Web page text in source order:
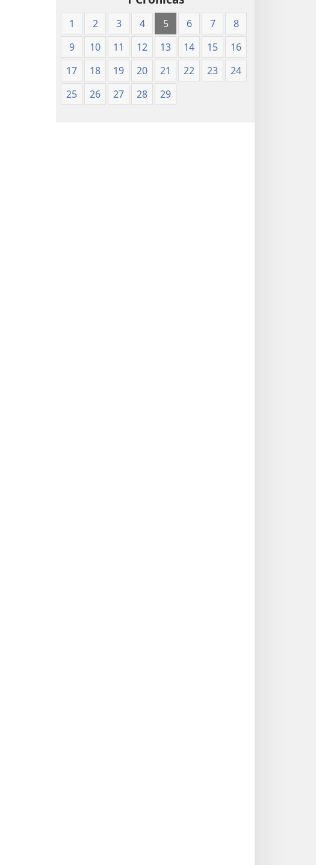
Santas
Escrituras
(edición
de 1987)
Santas
Escrituras
(edición
de 1987)
1 2 3 4 5 6 7
8
9
10 11 12 13 14 15
16
17
18 19 20 21 22 23
24
25
26 27 28 29